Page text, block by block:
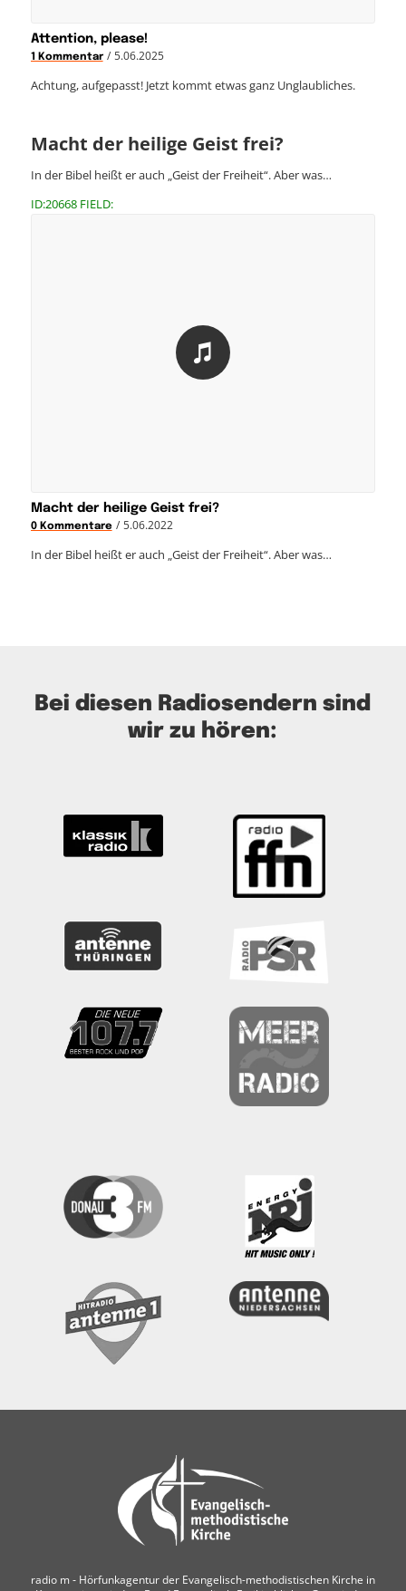
Attention, please!
1 Kommentar / 5.06.2025
Achtung, aufgepasst! Jetzt kommt etwas ganz Unglaubliches.
Macht der heilige Geist frei?
In der Bibel heißt er auch „Geist der Freiheit“. Aber was…
ID:20668 FIELD:
Macht der heilige Geist frei?
0 Kommentare / 5.06.2022
In der Bibel heißt er auch „Geist der Freiheit“. Aber was…
Bei diesen Radiosendern sind
wir zu hören:
radio m ‐ Hörfunkagentur der Evangelisch-methodistischen Kirche in